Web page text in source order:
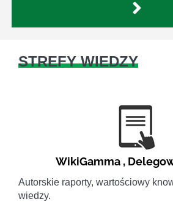
STREFY WIEDZY
WikiGamma ,
Autorskie raporty, wartościowy
wiedzy.